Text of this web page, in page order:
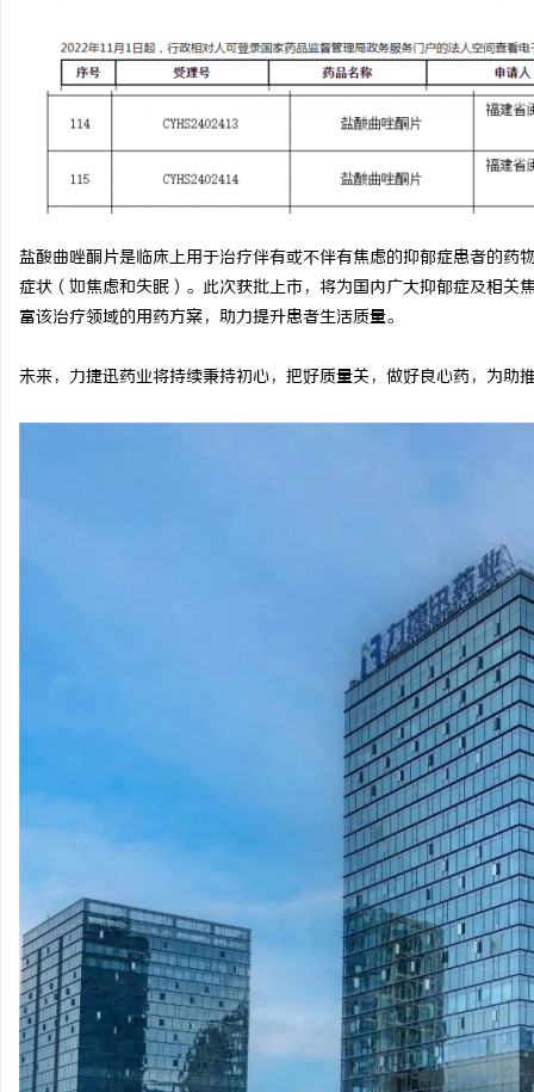
盐酸曲唑酮片是临床上用于治疗伴有或不伴有焦虑的抑郁症患者的
症状（如焦虑和失眠）。此次获批上市，将为国内广大抑郁症及相
富该治疗领域的用药方案，助力提升患者生活质量。
未来，力捷迅药业将持续秉持初心，把好质量关，做好良心药，为助